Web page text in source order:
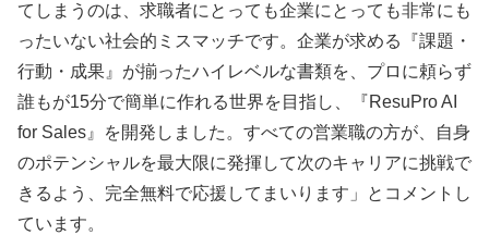
てしまうのは、求職者にとっても企業にとっても非常にも
ったいない社会的ミスマッチです。企業が求める『課題・
行動・成果』が揃ったハイレベルな書類を、プロに頼らず
誰もが15分で簡単に作れる世界を目指し、『ResuPro AI
for Sales』を開発しました。すべての営業職の方が、自身
のポテンシャルを最大限に発揮して次のキャリアに挑戦で
きるよう、完全無料で応援してまいります」とコメントし
ています。